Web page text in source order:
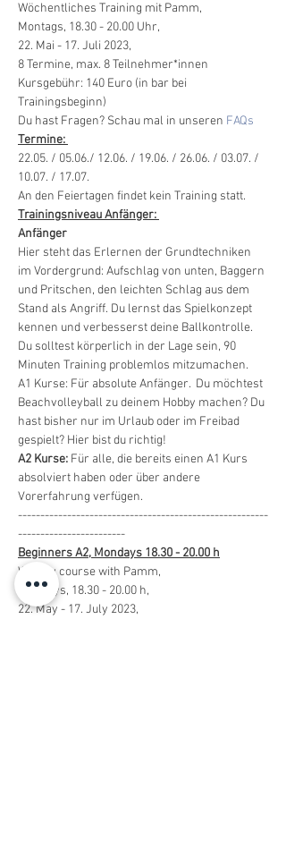
Wöchentliches Training mit Pamm,
Montags, 18.30 - 20.00 Uhr,
22. Mai - 17. Juli 2023,
8 Termine, max. 8 Teilnehmer*innen
Kursgebühr: 140 Euro (in bar bei
Trainingsbeginn)
Du hast Fragen? Schau mal in unseren FAQs
Termine:
22.05. / 05.06./ 12.06. / 19.06. / 26.06. / 03.07. /
10.07. / 17.07.
An den Feiertagen findet kein Training statt.
Trainingsniveau Anfänger:
Anfänger
Hier steht das Erlernen der Grundtechniken
im Vordergrund: Aufschlag von unten, Baggern
und Pritschen, den leichten Schlag aus dem
Stand als Angriff. Du lernst das Spielkonzept
kennen und verbesserst deine Ballkontrolle.
Du solltest körperlich in der Lage sein, 90
Minuten Training problemlos mitzumachen.
A1 Kurse: Für absolute Anfänger.  Du möchtest
Beachvolleyball zu deinem Hobby machen? Du
hast bisher nur im Urlaub oder im Freibad
gespielt? Hier bist du richtig!
A2 Kurse: Für alle, die bereits einen A1 Kurs
absolviert haben oder über andere
Vorerfahrung verfügen.
--------------------------------------------------------
------------------------
Beginners A2, Mondays 18.30 - 20.00 h
Weekly course with Pamm,
Mondays, 18.30 - 20.00 h,
22. May - 17. July 2023,